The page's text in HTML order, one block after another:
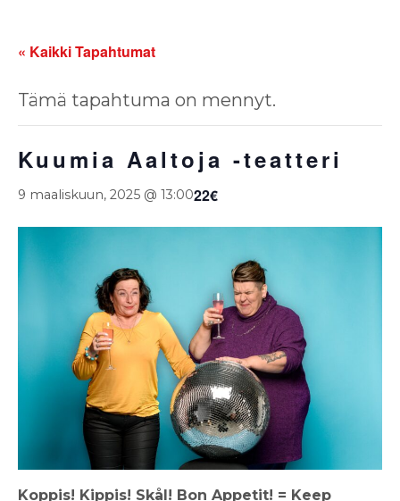
« Kaikki Tapahtumat
Tämä tapahtuma on mennyt.
Kuumia Aaltoja -teatteri
9 maaliskuun, 2025 @ 13:0022€
Koppis! Kippis! Skål! Bon Appetit! = Keep